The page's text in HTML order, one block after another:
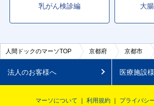
乳がん検診編 大
人間ドックのマーソTOP 京都府 京都市
法人のお客様へ 医療施設
マーソについて 利用規約 プライバシ